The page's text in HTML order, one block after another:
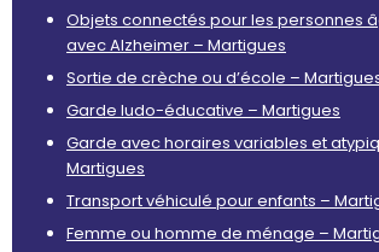
Objets connectés pour les personnes
avec Alzheimer – Martigues
Sortie de crèche ou d’école –
Garde ludo-éducative – Martigues
Garde avec horaires variables et
Martigues
Transport véhiculé pour enfants –
Femme ou homme de ménage –